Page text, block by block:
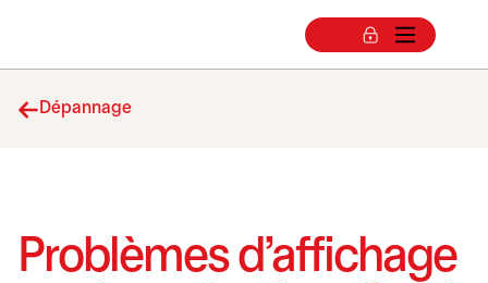
Dépannage
Problèmes d’affichage